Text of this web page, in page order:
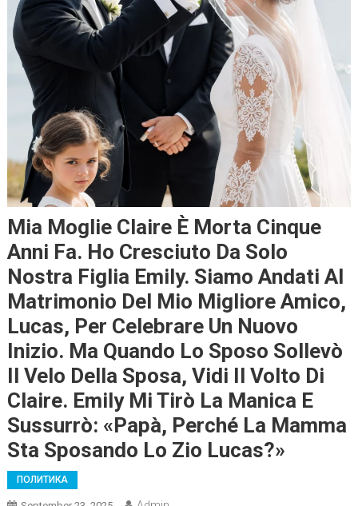
Mia Moglie Claire È Morta Cinque
Anni Fa. Ho Cresciuto Da Solo
Nostra Figlia Emily. Siamo Andati Al
Matrimonio Del Mio Migliore Amico,
Lucas, Per Celebrare Un Nuovo
Inizio. Ma Quando Lo Sposo Sollevò
Il Velo Della Sposa, Vidi Il Volto Di
Claire. Emily Mi Tirò La Manica E
Sussurrò: «Papà, Perché La Mamma
Sta Sposando Lo Zio Lucas?»
ПОЛИТИКА